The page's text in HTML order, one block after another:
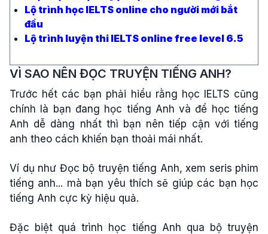
Lộ trình học IELTS online cho người mới bắt
đầu
Lộ trình luyện thi IELTS online free level 6.5
VÌ SAO NÊN ĐỌC TRUYỆN TIẾNG ANH?
Trước hết các bạn phải hiểu rằng học IELTS cũng
chính là bạn đang học tiếng Anh và để học tiếng
Anh dễ dàng nhất thì bạn nên tiếp cận với tiếng
anh theo cách khiến bạn thoải mái nhất.
Ví dụ như Đọc bộ truyện tiếng Anh, xem seris phim
tiếng anh... mà bạn yêu thích sẽ giúp các bạn học
tiếng Anh cực kỳ hiệu quả.
Đặc biệt quá trình học tiếng Anh qua bộ truyện